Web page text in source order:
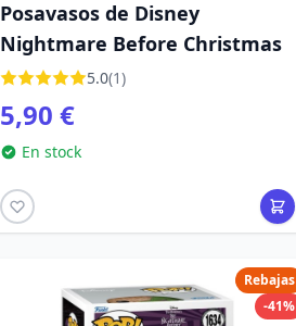
Posavasos de Disney
Nightmare Before Christmas
5.0(1)
5,90 €
En stock
Rebajas
-41%